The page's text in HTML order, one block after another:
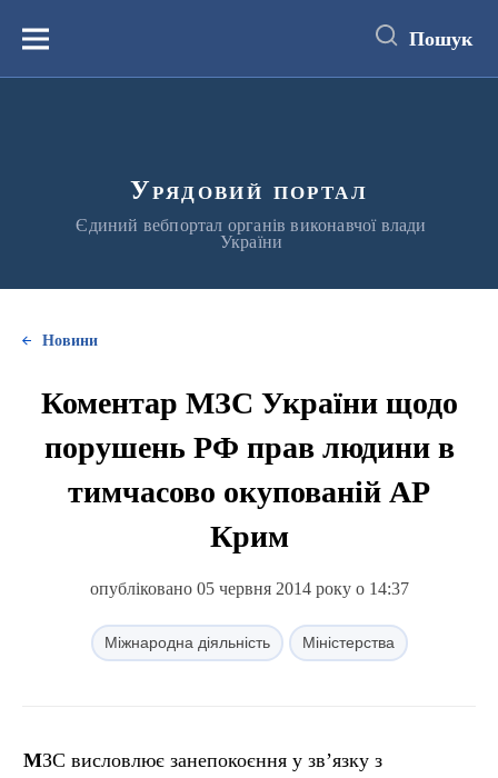
вмістуМеню Пошук
Урядовий портал
Єдиний вебпортал органів виконавчої влади
України
Новини
Коментар МЗС України щодо
порушень РФ прав людини в
тимчасово окупованій АР
Крим
опубліковано 05 червня 2014 року о 14:37
Міжнародна діяльність Міністерства
МЗС висловлює занепокоєння у зв’язку з